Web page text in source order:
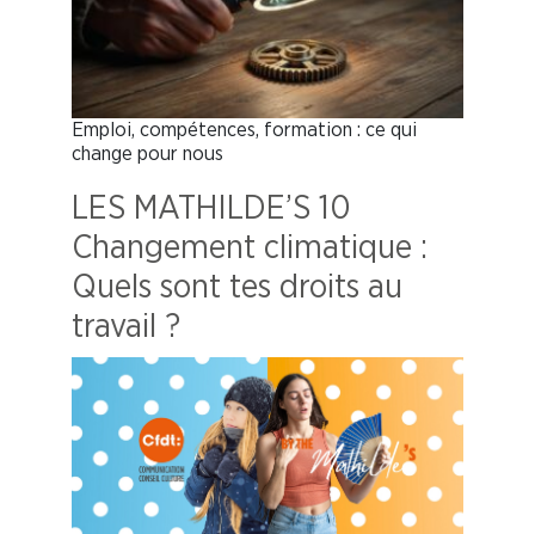
Emploi, compétences, formation : ce qui
change pour nous
LES MATHILDE’S 10
Changement climatique :
Quels sont tes droits au
travail ?